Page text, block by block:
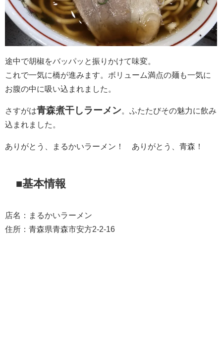
途中で胡椒をバッパッと振りかけて味変。
これで一気に橋が進みます。ボリューム満点の麺も一気に
お腹の中に吸い込まれました。
さすがは青森煮干しラーメン 。ふたたびその魅力に飲み
込まれました。
ありがとう、まるかいラーメン！ ありがとう、青森！
■基本情報
店名：まるかいラーメン
住所：青森県青森市安方2-2-16